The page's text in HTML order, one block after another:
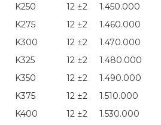
K250
12 ±2 1.450.000
K275
12 ±2 1.460.000
K300
12 ±2 1.470.000
K325
12 ±2 1.480.000
K350
12 ±2 1.490.000
K375
12 ±2 1.510.000
K400
12 ±2 1.530.000